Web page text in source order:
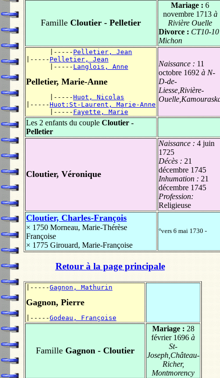
Famille Cloutier - Pelletier
Mariage : 6
novembre 1713à
Rivière Ouelle
Divorce : CT10-10
Michon
      |-----
Pelletier, Jean
|----- Pelletier, Jean
      |-----
Langlois, Anne
Pelletier, Marie-Anne
      |-----
Huot, Nicolas
|-----Huot:St-Laurent, Marie-Anne
      |-----
Fayette, Marie
Naissance : 11
octobre 1692 à N-
D-de-
Liesse,Rivière-
Les 2 enfants du couple Cloutier -
Pelletier
Cloutier, Véronique
Naissance : 4 juin
1725
Décès : 21
décembre 1745
Inhumation : 21
décembre 1745
Profession:
Religieuse
Cloutier, Charles-François
× 1750 Morneau, Marie-Thérèse
Françoise
× 1775 Girouard, Marie-Françoise
°vers 6 mai 1730 -
Retour à la page principale
|-----Gagnon, Mathurin
Gagnon, Pierre
|-----Godeau, Françoise
FamilleGagnon - Cloutier
Mariage : 28
février 1696 à
St-
Joseph,Château-
Richer,
Montmorency